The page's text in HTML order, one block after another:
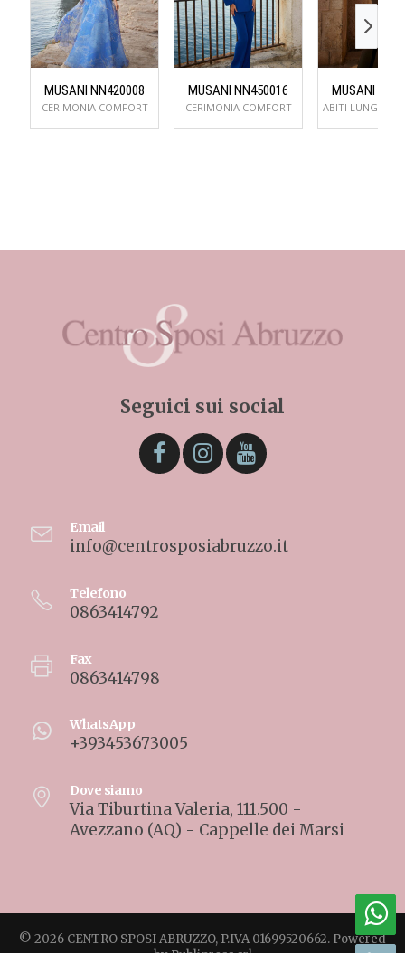
MUSANI NN420008
CERIMONIA COMFORT
MUSANI NN450016
CERIMONIA COMFORT
MUSANI
Seguici sui social
Email
info@centrosposiabruzzo.it
Telefono
0863414792
Fax
0863414798
WhatsApp
+393453673005
Dove siamo
Via Tiburtina Valeria, 111.500 -
Avezzano (AQ) - Cappelle dei Marsi
© 2026 CENTRO SPOSI ABRUZZO, P.IVA 01699520662. Powered